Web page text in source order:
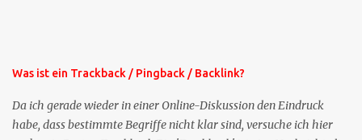
Was ist ein Trackback / Pingback / Backlink?
Da ich gerade wieder in einer Online-Diskussion den Eindruck
habe, dass bestimmte Begriffe nicht klar sind, versuche ich hier